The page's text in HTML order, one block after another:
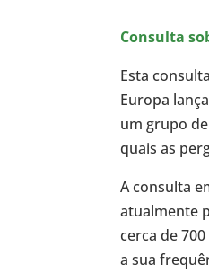
Consulta
Esta
Europa
um grupo
quais as
A consulta
atualmente
cerca de
a sua